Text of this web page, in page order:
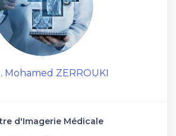
Mohamed ZERROUKI
d'Imagerie Médicale